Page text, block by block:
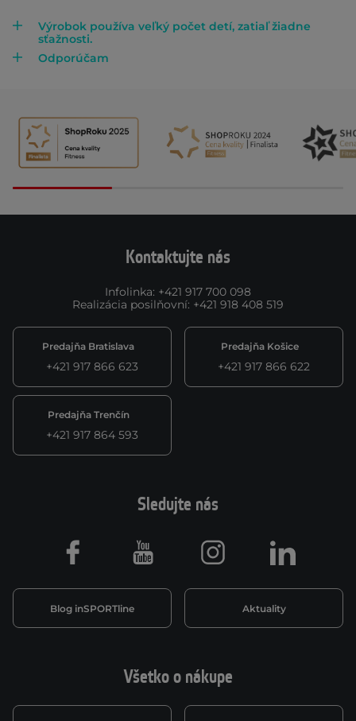
Výrobok používa veľký počet detí, zatiaľ žiadne
sťažnosti.
Odporúčam
Kontaktujte nás
Infolinka: +421 917 700 098
Realizácia posilňovní: +421 918 408 519
Predajňa Bratislava
+421 917 866 623
Predajňa Košice
+421 917 866 622
Predajňa Trenčín
+421 917 864 593
Všetko o nákupe
Sledujte nás
Blog inSPORTline Aktuality
Facebook Youtube Instagram LinkedIn